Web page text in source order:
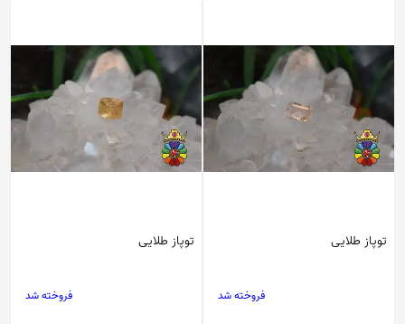
توپاز طلایی
فروخته شد
توپاز طلایی
فروخته شد